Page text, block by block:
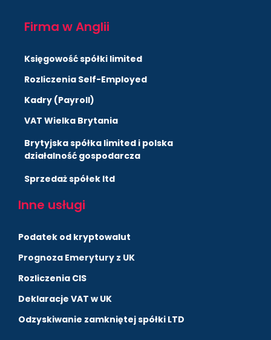
Firma w Anglii
Księgowość spółki limited
Rozliczenia Self-Employed
Kadry (Payroll)
VAT Wielka Brytania
Brytyjska spółka limited i polska
działalność gospodarcza
Sprzedaż spółek ltd
Inne usługi
Podatek od kryptowalut
Prognoza Emerytury z UK
Rozliczenia CIS
Deklaracje VAT w UK
Odzyskiwanie zamkniętej spółki LTD